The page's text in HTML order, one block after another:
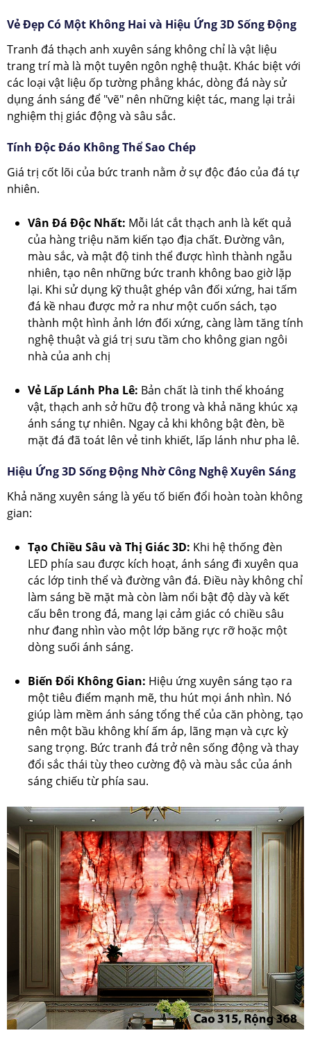
Vẻ Đẹp Có Một Không Hai và Hiệu Ứng 3D Sống Động
Tranh đá thạch anh xuyên sáng không chỉ là vật liệu
trang trí mà là một tuyên ngôn nghệ thuật. Khác biệt với
các loại vật liệu ốp tường phẳng khác, dòng đá này sử
dụng ánh sáng để "vẽ" nên những kiệt tác, mang lại trải
nghiệm thị giác động và sâu sắc.
Tính Độc Đáo Không Thể Sao Chép
Giá trị cốt lõi của bức tranh nằm ở sự độc đáo của đá tự
nhiên.
Vân Đá Độc Nhất: Mỗi lát cắt thạch anh là kết quả
của hàng triệu năm kiến tạo địa chất. Đường vân,
màu sắc, và mật độ tinh thể được hình thành ngẫu
nhiên, tạo nên những bức tranh không bao giờ lặp
lại. Khi sử dụng kỹ thuật ghép vân đối xứng, hai tấm
đá kề nhau được mở ra như một cuốn sách, tạo
thành một hình ảnh lớn đối xứng, càng làm tăng tính
nghệ thuật và giá trị sưu tầm cho không gian ngôi
nhà của anh chị
Vẻ Lấp Lánh Pha Lê: Bản chất là tinh thể khoáng
vật, thạch anh sở hữu độ trong và khả năng khúc xạ
ánh sáng tự nhiên. Ngay cả khi không bật đèn, bề
mặt đá đã toát lên vẻ tinh khiết, lấp lánh như pha lê.
Hiệu Ứng 3D Sống Động Nhờ Công Nghệ Xuyên Sáng
Khả năng xuyên sáng là yếu tố biến đổi hoàn toàn không
gian:
Tạo Chiều Sâu và Thị Giác 3D: Khi hệ thống đèn
LED phía sau được kích hoạt, ánh sáng đi xuyên qua
các lớp tinh thể và đường vân đá. Điều này không chỉ
làm sáng bề mặt mà còn làm nổi bật độ dày và kết
cấu bên trong đá, mang lại cảm giác có chiều sâu
như đang nhìn vào một lớp băng rực rỡ hoặc một
dòng suối ánh sáng.
Biến Đổi Không Gian: Hiệu ứng xuyên sáng tạo ra
một tiêu điểm mạnh mẽ, thu hút mọi ánh nhìn. Nó
giúp làm mềm ánh sáng tổng thể của căn phòng, tạo
nên một bầu không khí ấm áp, lãng mạn và cực kỳ
sang trọng. Bức tranh đá trở nên sống động và thay
đổi sắc thái tùy theo cường độ và màu sắc của ánh
sáng chiếu từ phía sau.